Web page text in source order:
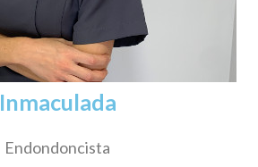
Inmaculada
Endondoncista